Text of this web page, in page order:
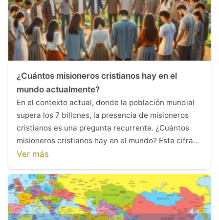
¿Cuántos misioneros cristianos hay en el
mundo actualmente?
En el contexto actual, donde la población mundial
supera los 7 billones, la presencia de misioneros
cristianos es una pregunta recurrente. ¿Cuántos
misioneros cristianos hay en el mundo? Esta cifra…
Ver más